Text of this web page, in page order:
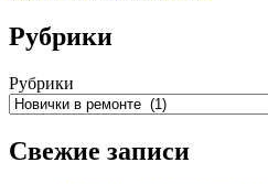
Рубрики
Рубрики
Свежие записи